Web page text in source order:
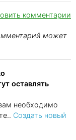
комментарии
может
оставлять
необходимо
Создать новый